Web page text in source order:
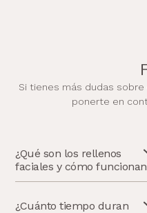
Si tienes más dudas
ponerte en
¿Qué son los rellenos
faciales y cómo
¿Cuánto tiempo duran